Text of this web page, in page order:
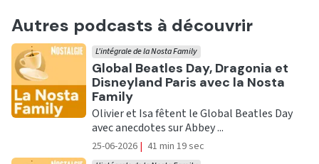
Autres podcasts à découvrir
Ecouter
Global Beatles Day, Dragonia et
Disneyland Paris avec la Nosta
Family
L'intégrale de la Nosta Family
Olivier et Isa fêtent le Global Beatles Day
avec anecdotes sur Abbey ...
25-06-2026 | 41 min 19 sec